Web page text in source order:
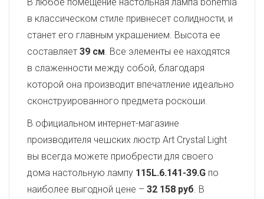
в классическом стиле привнесет солидности, и
станет его главным украшением. Высота ее
составляет 39 см. Все элементы ее находятся
в слаженности между собой, благодаря
которой она производит впечатление идеально
сконструированного предмета роскоши.
В официальном интернет-магазине
производителя чешских люстр Art Crystal Light
вы всегда можете приобрести для своего
дома настольную лампу 115L.6.141-39.G по
наиболее выгодной цене – 32 158 руб. В